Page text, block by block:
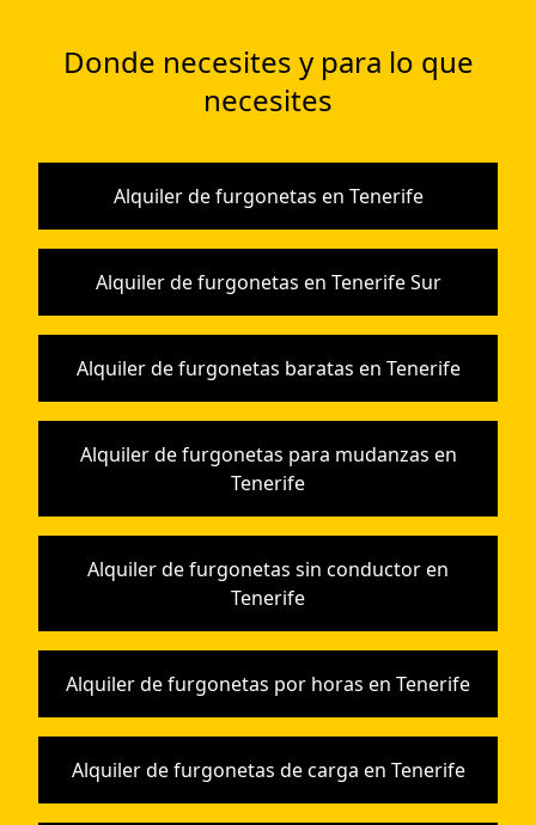
Donde necesites y para lo que
necesites
Alquiler de furgonetas en Tenerife
Alquiler de furgonetas en Tenerife Sur
Alquiler de furgonetas baratas en Tenerife
Alquiler de furgonetas para mudanzas en
Tenerife
Alquiler de furgonetas sin conductor en
Tenerife
Alquiler de furgonetas por horas en Tenerife
Alquiler de furgonetas de carga en Tenerife